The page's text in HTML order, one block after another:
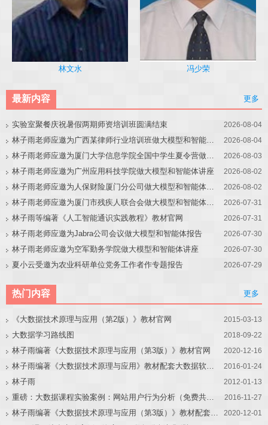
林文水 冯少荣
最新内容 更多
实验室聚餐庆祝暑假两期师资培训班圆满结束 2026-08-04
林子雨老师应邀为广西某律师行业培训班做大模型和智能体讲座 2026-08-04
林子雨老师应邀为厦门大学信息学院全国中学生夏令营做大模型讲座 2026-08-03
林子雨老师应邀为广州应用科技学院做大模型和智能体讲座 2026-08-02
林子雨老师应邀为人保财险厦门分公司做大模型和智能体讲座 2026-08-02
林子雨老师应邀为厦门市残疾人联合会做大模型和智能体讲座 2026-07-31
林子雨等编著《人工智能通识实践教程》教材官网 2026-07-31
林子雨老师应邀为Jabra公司会议做大模型和智能体报告 2026-07-30
林子雨老师应邀为空军勤务学院做大模型和智能体讲座 2026-07-30
夏小云受邀为农业科研单位党务工作者作专题报告 2026-07-29
热门内容 更多
《大数据技术原理与应用（第2版）》教材官网 2015-03-13
大数据学习路线图 2018-09-22
林子雨编著《大数据技术原理与应用（第3版）》教材官网 2020-12-16
林子雨编著《大数据技术原理与应用》教材配套大数据软件安装和编程实践指南 2016-01-24
林子雨 2012-01-13
重磅：大数据课程实验案例：网站用户行为分析（免费共享） 2016-11-27
林子雨编著《大数据技术原理与应用（第3版）》教材配套大数据软件安装和编程实践指南 2020-12-01